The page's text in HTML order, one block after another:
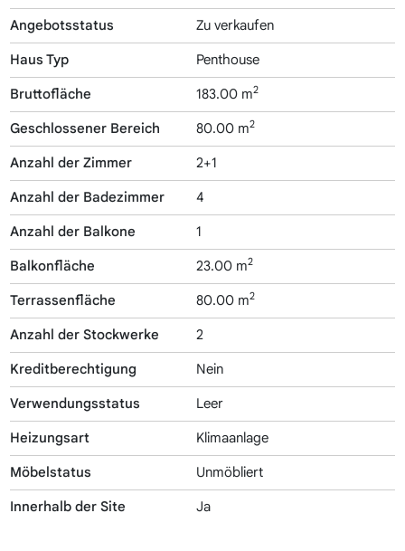
Angebotsstatus Zu verkaufen
Haus Typ Penthouse
Bruttofläche 183.00 m2
Geschlossener Bereich 80.00 m2
Anzahl der Zimmer 2+1
Anzahl der Badezimmer 4
Anzahl der Balkone 1
Balkonfläche 23.00 m2
Terrassenfläche 80.00 m2
Anzahl der Stockwerke 2
Kreditberechtigung Nein
Verwendungsstatus Leer
Heizungsart Klimaanlage
Möbelstatus Unmöbliert
Innerhalb der Site Ja